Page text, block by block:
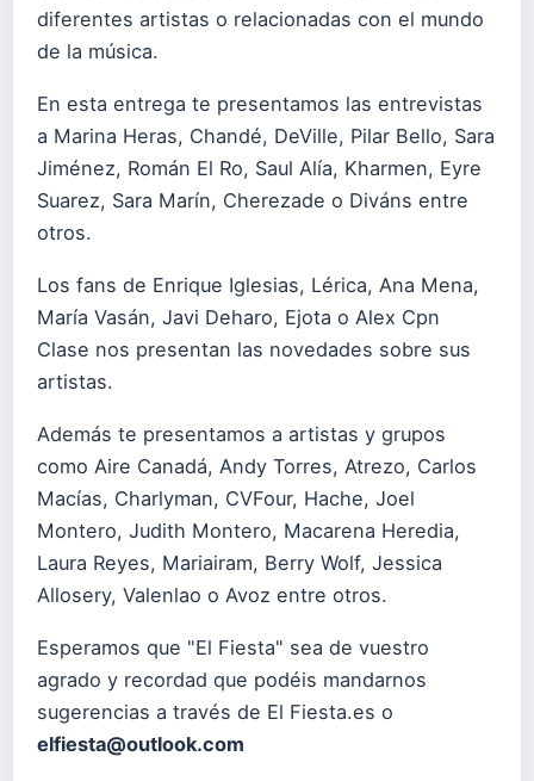
diferentes artistas o relacionadas con el mundo
de la música.
En esta entrega te presentamos las entrevistas
a Marina Heras, Chandé, DeVille, Pilar Bello, Sara
Jiménez, Román El Ro, Saul Alía, Kharmen, Eyre
Suarez, Sara Marín, Cherezade o Diváns entre
otros.
Los fans de Enrique Iglesias, Lérica, Ana Mena,
María Vasán, Javi Deharo, Ejota o Alex Cpn
Clase nos presentan las novedades sobre sus
artistas.
Además te presentamos a artistas y grupos
como Aire Canadá, Andy Torres, Atrezo, Carlos
Macías, Charlyman, CVFour, Hache, Joel
Montero, Judith Montero, Macarena Heredia,
Laura Reyes, Mariairam, Berry Wolf, Jessica
Allosery, Valenlao o Avoz entre otros.
Esperamos que "El Fiesta" sea de vuestro
agrado y recordad que podéis mandarnos
sugerencias a través de El Fiesta.es o
elfiesta@outlook.com